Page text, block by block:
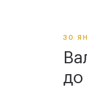
30
до